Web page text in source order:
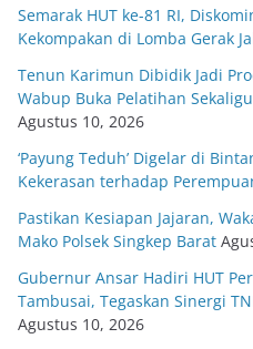
Semarak HUT ke-81 RI,
Kekompakan di Lomba Gerak
Tenun Karimun Dibidik Jadi
Wabup Buka Pelatihan
Agustus 10, 2026
‘Payung Teduh’ Digelar di
Kekerasan terhadap
Pastikan Kesiapan Jajaran,
Mako Polsek Singkep Barat
Gubernur Ansar Hadiri HUT
Tambusai, Tegaskan Sinergi
Agustus 10, 2026